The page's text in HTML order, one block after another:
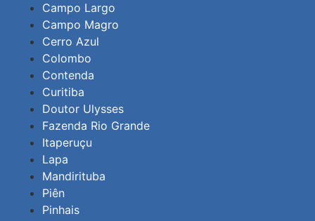
Campo Largo
Campo Magro
Cerro Azul
Colombo
Contenda
Curitiba
Doutor Ulysses
Fazenda Rio Grande
Itaperuçu
Lapa
Mandirituba
Piên
Pinhais